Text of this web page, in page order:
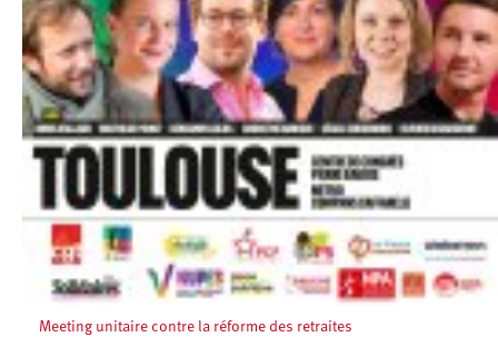
Meeting unitaire contre la réforme des retraites